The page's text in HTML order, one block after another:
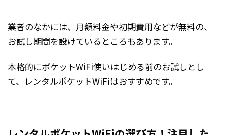
業者のなかには、月額料金や初期費用などが無料の、
お試し期間を設けているところもあります。
本格的にポケットWiFi使いはじめる前のお試しとし
て、レンタルポケットWiFiはおすすめです。